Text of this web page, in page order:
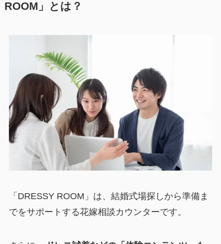
ROOM」とは？
「DRESSY ROOM」は、結婚式場探しから準備ま
でをサポートする花嫁相談カウンターです。